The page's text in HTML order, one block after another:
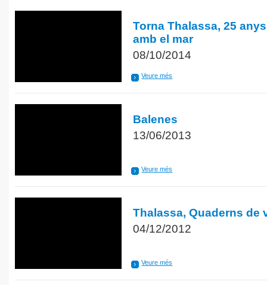
Torna Thalassa, 25
amb el mar
08/10/2014
Veure més
Balenes
13/06/2013
Veure més
Thalassa, Quaderns de
04/12/2012
Veure més